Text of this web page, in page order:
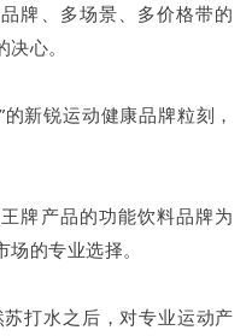
牌、多场景、多价格带的
心。
新锐运动健康品牌粒刻，
牌产品的功能饮料品牌为
的专业选择。
打水之后，对专业运动产